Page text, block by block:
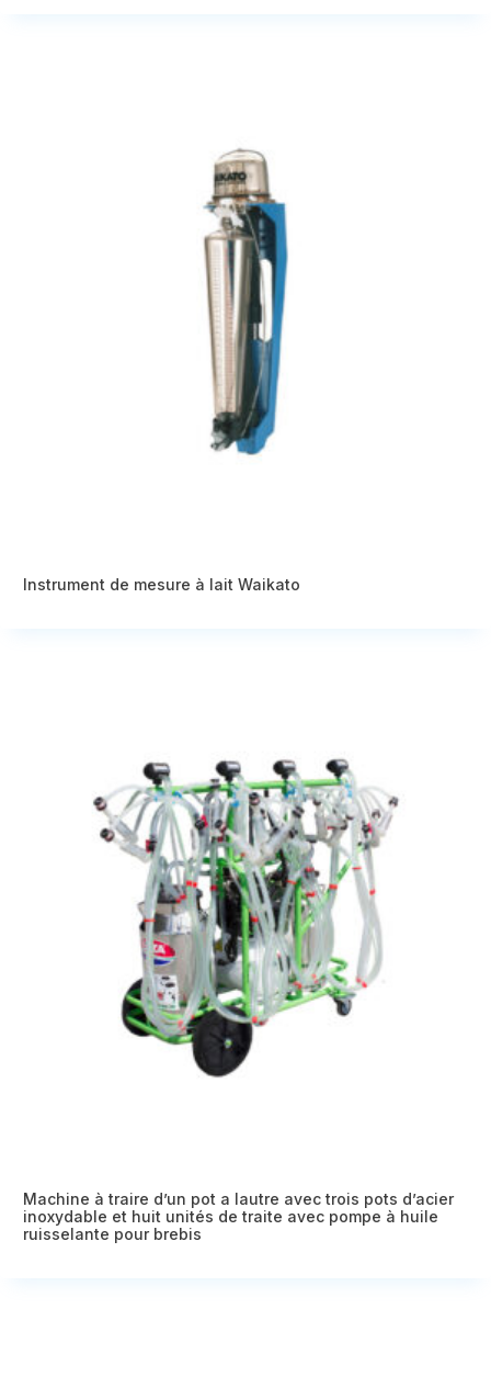
Instrument de mesure à lait Waikato
Machine à traire d’un pot a lautre avec trois pots d’acier
inoxydable et huit unités de traite avec pompe à huile
ruisselante pour brebis